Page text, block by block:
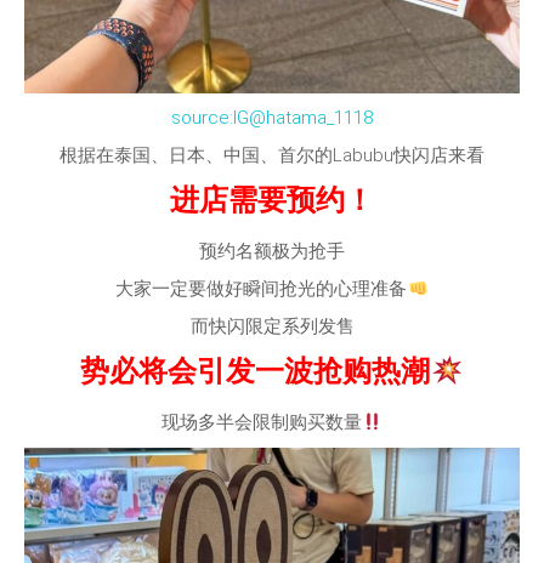
source:IG@hatama_1118
根据在泰国、日本、中国、首尔的Labubu快闪店来看
进店需要预约！
预约名额极为抢手
大家一定要做好瞬间抢光的心理准备
而快闪限定系列发售
势必将会引发一波抢购热潮
现场多半会限制购买数量